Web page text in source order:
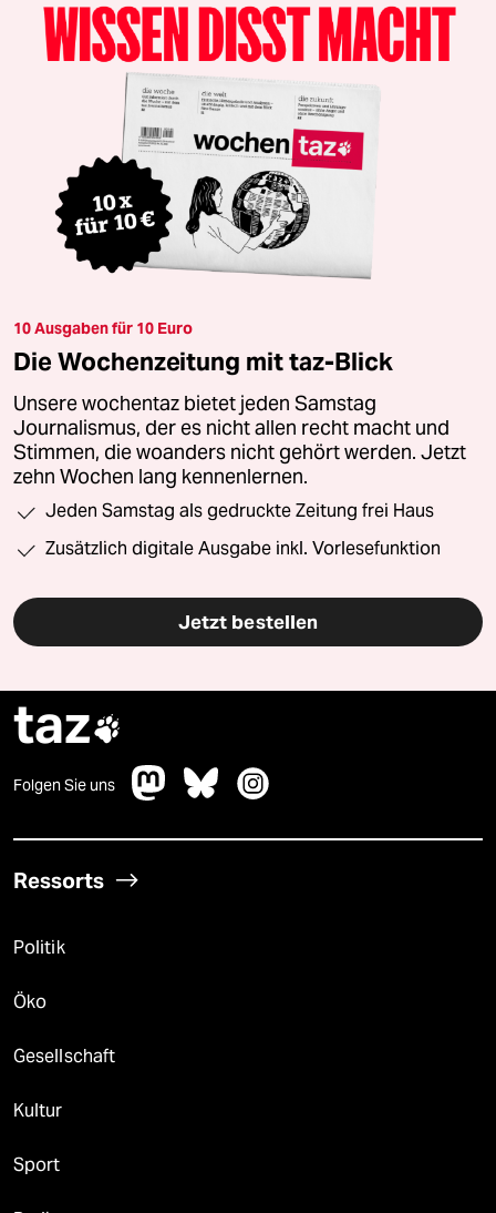
10 Ausgaben für 10 Euro
Die Wochenzeitung mit taz-Blick
Unsere wochentaz bietet jeden Samstag
Journalismus, der es nicht allen recht macht und
Stimmen, die woanders nicht gehört werden. Jetzt
zehn Wochen lang kennenlernen.
Jeden Samstag als gedruckte Zeitung frei Haus
Zusätzlich digitale Ausgabe inkl. Vorlesefunktion
Jetzt bestellen
taz
Folgen Sie uns
Ressorts
Politik
Öko
Gesellschaft
Kultur
Sport